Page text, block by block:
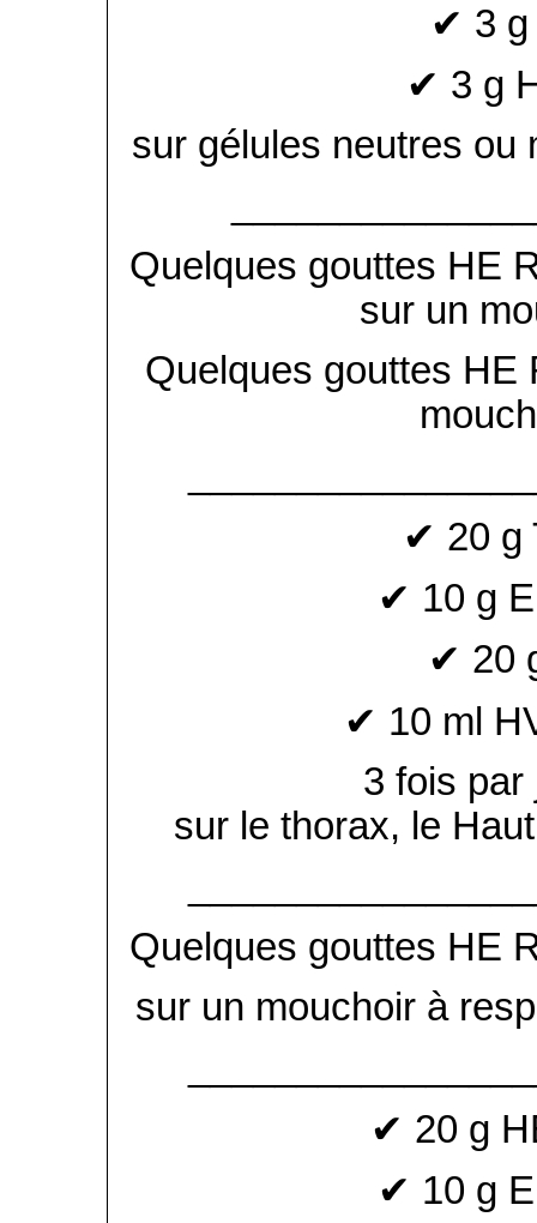
✔ 3 g
✔ 3 g
sur gélules neutres ou
Quelques gouttes HE
sur un
Quelques gouttes HE
✔ 20 g
✔ 10 g
✔ 20
✔ 10 ml
3 fois par
sur le thorax, le
Quelques gouttes HE
sur un mouchoir à
✔ 20 g
✔ 10 g